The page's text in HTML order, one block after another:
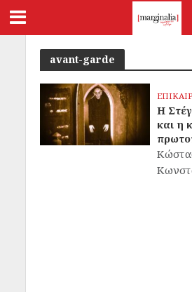
avant-garde
Η
και η